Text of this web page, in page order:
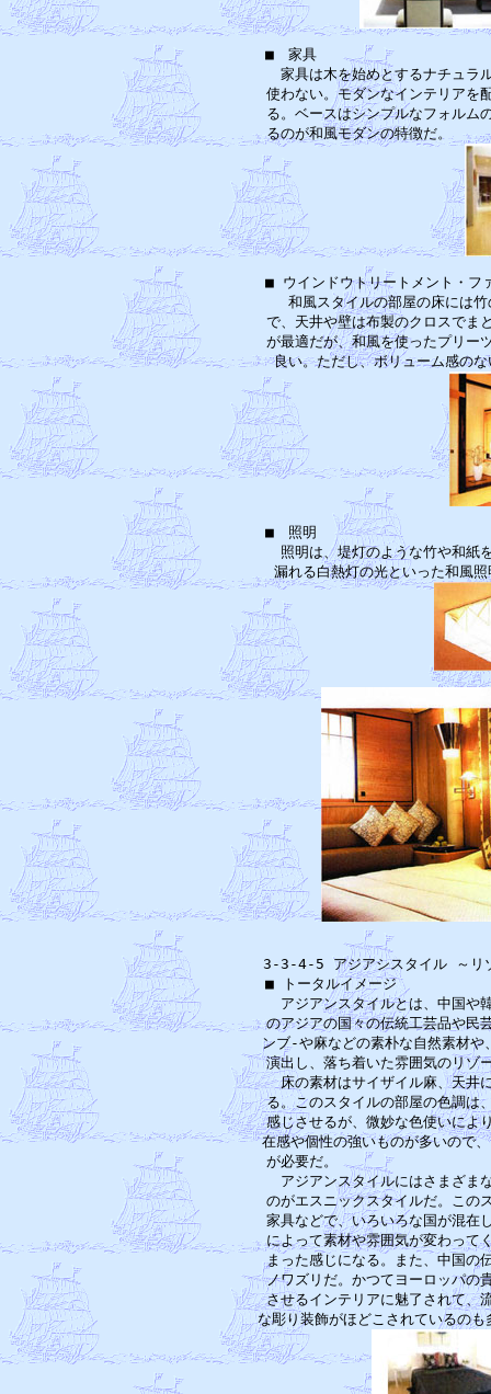
■
家具は木を始めとするナチュラ
使わない。モダンなインテリアを
る。ベースはシンプルなフォルム
■ ウインドウトリ
和風スタイルの部屋の床には竹
で、天井や壁は布製のクロスでま
が最適だが、和風を使ったプリー
■
照明は、堤灯のような竹や和紙
3-3-4-5 アジアシスタ
■ トー
アジアンスタイルとは、中国や
のアジアの国々の伝統工芸品や民
ンブ-や麻などの素朴な自然素材や
演出し、落ち着いた雰囲
床の素材はサイザイル麻、天井
る。このスタイルの部屋の色調は
感じさせるが、微妙な色使いによ
在感や個性の強いものが多いので
が必
アジアンスタイルにはさまざま
のがエスニックスタイルだ。この
家具などで、いろいろな国が混在
によって素材や雰囲気が変わって
まった感じになる。また、中国の
ノワズリだ。かつてヨーロッパの
させるインテリアに魅了されて、